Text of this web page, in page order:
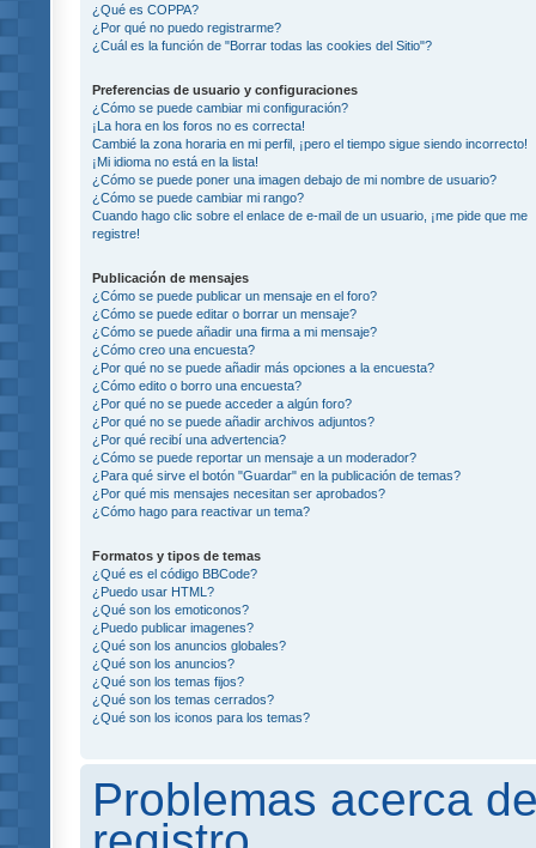
¿Qué es COPPA?
¿Por qué no puedo registrarme?
¿Cuál es la función de "Borrar todas las cookies del Sitio"?
Preferencias de usuario y configuraciones
¿Cómo se puede cambiar mi configuración?
¡La hora en los foros no es correcta!
Cambié la zona horaria en mi perfil, ¡pero el tiempo sigue siendo incorrecto!
¡Mi idioma no está en la lista!
¿Cómo se puede poner una imagen debajo de mi nombre de usuario?
¿Cómo se puede cambiar mi rango?
Cuando hago clic sobre el enlace de e-mail de un usuario, ¡me pide que me
registre!
Publicación de mensajes
¿Cómo se puede publicar un mensaje en el foro?
¿Cómo se puede editar o borrar un mensaje?
¿Cómo se puede añadir una firma a mi mensaje?
¿Cómo creo una encuesta?
¿Por qué no se puede añadir más opciones a la encuesta?
¿Cómo edito o borro una encuesta?
¿Por qué no se puede acceder a algún foro?
¿Por qué no se puede añadir archivos adjuntos?
¿Por qué recibí una advertencia?
¿Cómo se puede reportar un mensaje a un moderador?
¿Para qué sirve el botón "Guardar" en la publicación de temas?
¿Por qué mis mensajes necesitan ser aprobados?
¿Cómo hago para reactivar un tema?
Formatos y tipos de temas
¿Qué es el código BBCode?
¿Puedo usar HTML?
¿Qué son los emoticonos?
¿Puedo publicar imagenes?
¿Qué son los anuncios globales?
¿Qué son los anuncios?
¿Qué son los temas fijos?
¿Qué son los temas cerrados?
¿Qué son los iconos para los temas?
Problemas acerca